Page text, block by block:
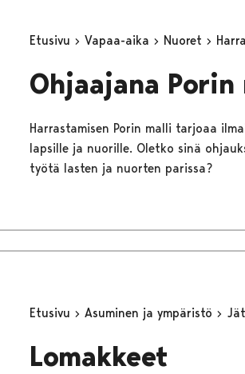
Etusivu Vapaa-aika Nuoret
Ohjaajana Porin
Harrastamisen Porin malli tarjoaa
lapsille ja nuorille. Oletko sinä
työtä lasten ja nuorten parissa?
Etusivu Asuminen ja ympäristö
Lomakkeet